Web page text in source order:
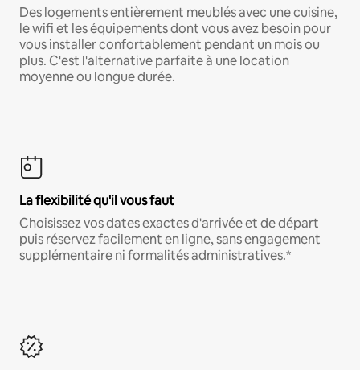
Des logements entièrement meublés avec une cuisine,
le wifi et les équipements dont vous avez besoin pour
vous installer confortablement pendant un mois ou
plus. C'est l'alternative parfaite à une location
moyenne ou longue durée.
La flexibilité qu'il vous faut
Choisissez vos dates exactes d'arrivée et de départ
puis réservez facilement en ligne, sans engagement
supplémentaire ni formalités administratives.*